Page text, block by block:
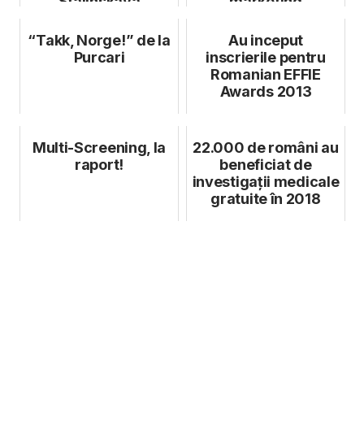
“Takk, Norge!” de la
Purcari
Au inceput
inscrierile pentru
Romanian EFFIE
Awards 2013
Multi-Screening, la
raport!
22.000 de români au
beneficiat de
investigații medicale
gratuite în 2018